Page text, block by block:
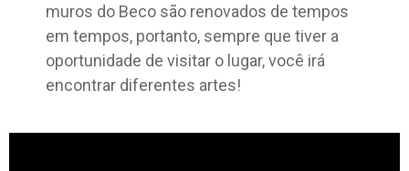
muros do Beco são renovados de tempos
em tempos, portanto, sempre que tiver a
oportunidade de visitar o lugar, você irá
encontrar diferentes artes!